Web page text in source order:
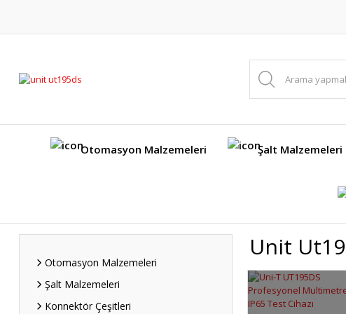
Otomasyon Malzemeleri Şalt Malzemeleri
Otomasyon Malzemeleri
Şalt Malzemeleri
Konnektör Çeşitleri
Unit